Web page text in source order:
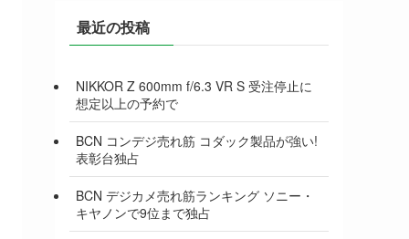
最近の投稿
NIKKOR Z 600mm f/6.3 VR S 受注停止に
想定以上の予約で
BCN コンデジ売れ筋 コダック製品が強い!
表彰台独占
BCN デジカメ売れ筋ランキング ソニー・
キヤノンで9位まで独占